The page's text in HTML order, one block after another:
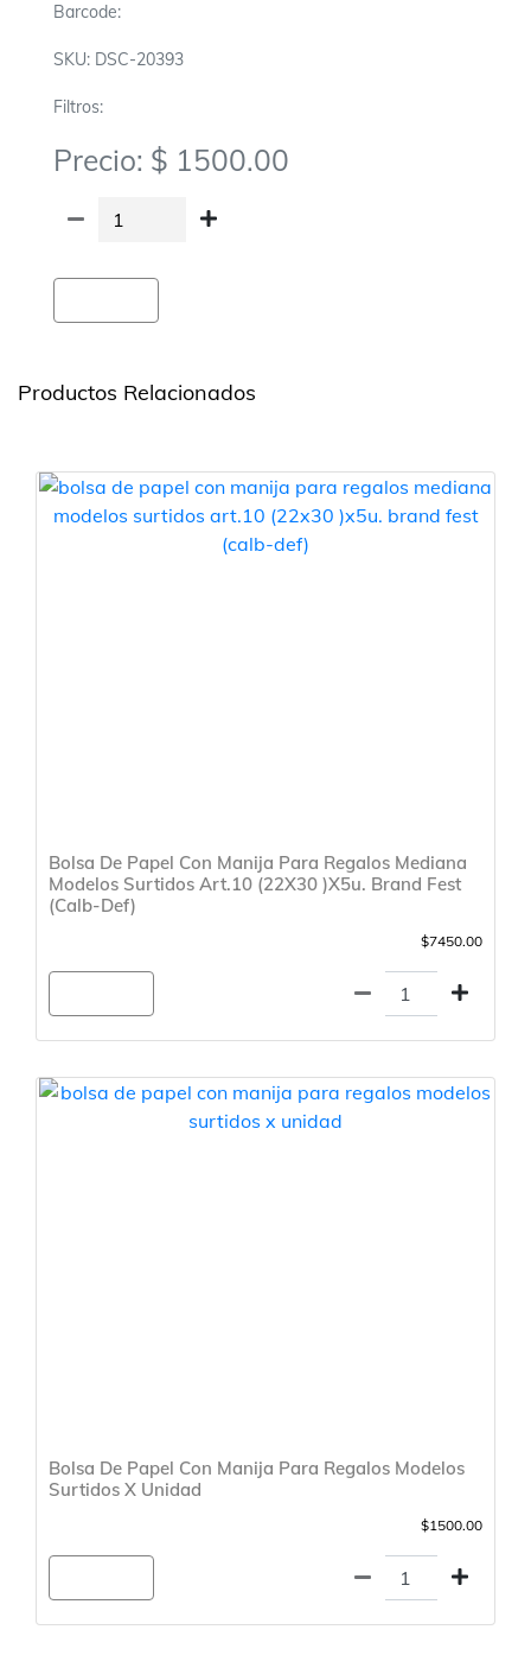
Barcode:
SKU: DSC-20393
Filtros:
Precio: $ 1500.00
Productos Relacionados
Bolsa De Papel Con Manija Para Regalos Mediana
Modelos Surtidos Art.10 (22X30 )X5u. Brand Fest
(Calb-Def)
$7450.00
Bolsa De Papel Con Manija Para Regalos Modelos
Surtidos X Unidad
$1500.00